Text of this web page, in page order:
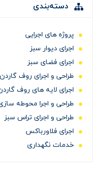
دسته‌بندی
پروژه های اجرایی
اجرای دیوار سبز
اجرای فضای سبز
طراحی و اجرای روف گاردن
اجرای لایه های روف
طراحی و اجرا محوطه
طراحی و اجرای تراس سبز
اجرای فلاورباکس
خدمات نگهداری